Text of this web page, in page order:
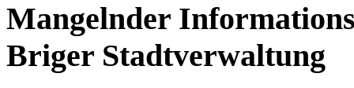
Mangelnder
Briger Stadtverwaltung